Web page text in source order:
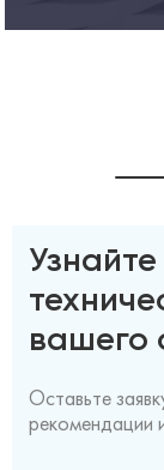
Узнайте
вашего
Оставьте
рекомендации